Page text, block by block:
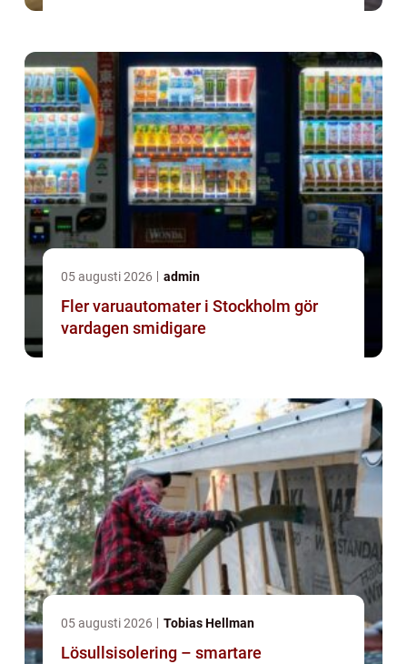
05 augusti 2026 admin
Fler varuautomater i Stockholm gör
vardagen smidigare
05 augusti 2026 Tobias Hellman
Lösullsisolering – smartare